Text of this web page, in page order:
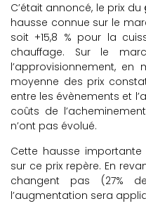
C’était annoncé, le prix du
hausse connue sur le
soit +15,8 % pour la
chauffage. Sur le
l’approvisionnement,
moyenne des prix
entre les évènements et
coûts de
n’ont pas évolué.
Cette hausse
sur ce prix repère. En
changent pas (27%
l’augmentation sera